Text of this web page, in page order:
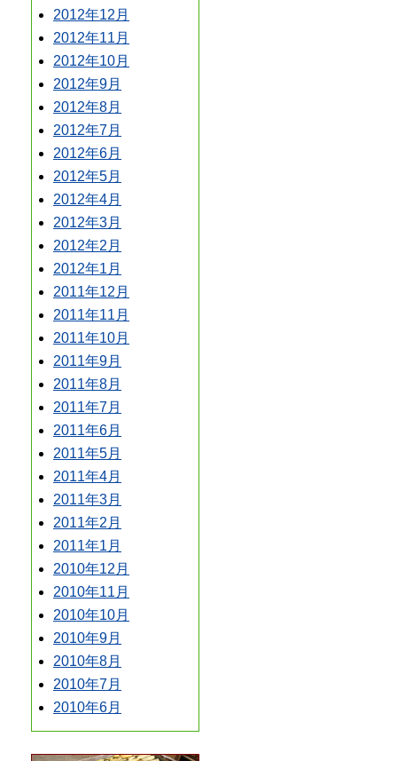
2012年12月
2012年11月
2012年10月
2012年9月
2012年8月
2012年7月
2012年6月
2012年5月
2012年4月
2012年3月
2012年2月
2012年1月
2011年12月
2011年11月
2011年10月
2011年9月
2011年8月
2011年7月
2011年6月
2011年5月
2011年4月
2011年3月
2011年2月
2011年1月
2010年12月
2010年11月
2010年10月
2010年9月
2010年8月
2010年7月
2010年6月